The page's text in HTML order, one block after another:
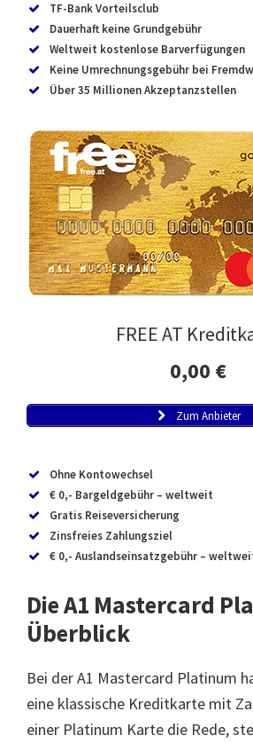
TF-Bank Vorteilsclub
Dauerhaft keine Grundgebühr
Weltweit kostenlose Barverfügungen
Keine Umrechnungsgebühr bei
Über 35 Millionen Akzeptanzstellen
FREE AT
0,00 €
Zum Anbieter
Ohne Kontowechsel
€ 0,- Bargeldgebühr – weltweit
Gratis Reiseversicherung
Zinsfreies Zahlungsziel
€ 0,- Auslandseinsatzgebühr –
Die A1 Mastercard
Überblick
Bei der A1 Mastercard Platinum
eine klassische Kreditkarte mit
einer Platinum Karte die Rede,